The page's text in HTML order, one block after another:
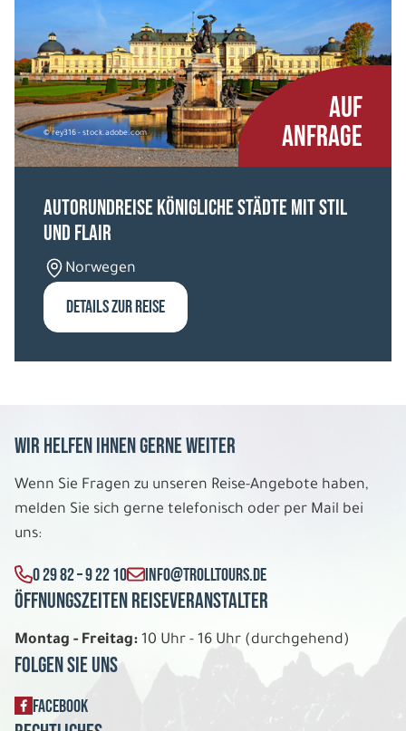
© rey316 - stock.adobe.com
AUF
ANFRAGE
Autorundreise Königliche Städte mit Stil
und Flair
Norwegen
DETAILS ZUR REISE
Wir helfen Ihnen gerne weiter
Wenn Sie Fragen zu unseren Reise-Angebote haben,
melden Sie sich gerne telefonisch oder per Mail bei
uns:
0 29 82 – 9 22 10 INFO@TROLLTOURS.DE
Öffnungszeiten Reiseveranstalter
Montag - Freitag: 10 Uhr - 16 Uhr (durchgehend)
Folgen Sie uns
FACEBOOK